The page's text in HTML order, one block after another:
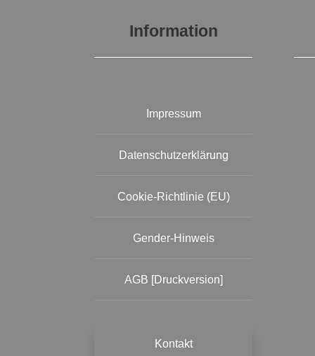
Information
Impressum
Datenschutzerklärung
Cookie-Richtlinie (EU)
Gender-Hinweis
AGB [Druckversion]
Kontakt